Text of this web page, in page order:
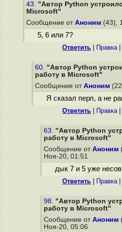
43. "Автор Python
Microsoft"
Сообщение от Аноним (43),
5, 6 или 7?
Ответить Правка|
60. "Автор Python
работу в Microsoft"
Сообщение от Аноним
Я сказал перл, а не
Ответить Правка|
63. "Автор Python
работу в Microsoft"
Сообщение от Аноним
Ноя-20, 01:51
дык 7 и 5 уже
Ответить Правка|
98. "Автор Python
работу в Microsoft"
Сообщение от Аноним
Ноя-20, 05:06